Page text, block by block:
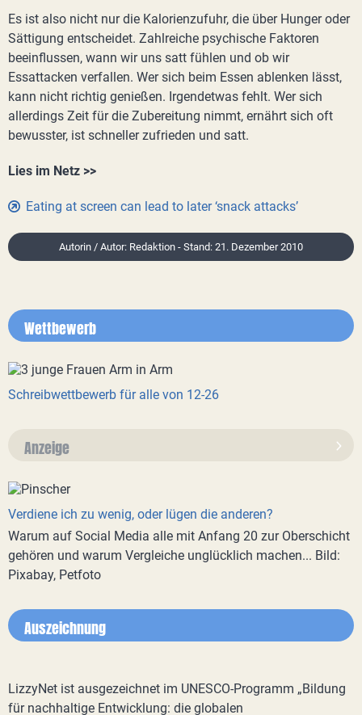
Es ist also nicht nur die Kalorienzufuhr, die über Hunger oder
Sättigung entscheidet. Zahlreiche psychische Faktoren
beeinflussen, wann wir uns satt fühlen und ob wir
Essattacken verfallen. Wer sich beim Essen ablenken lässt,
kann nicht richtig genießen. Irgendetwas fehlt. Wer sich
allerdings Zeit für die Zubereitung nimmt, ernährt sich oft
bewusster, ist schneller zufrieden und satt.
Lies im Netz >>
Eating at screen can lead to later ‘snack attacks’
Autorin / Autor: Redaktion - Stand: 21. Dezember 2010
Wettbewerb
Schreibwettbewerb für alle von 12-26
Anzeige
Verdiene ich zu wenig, oder lügen die anderen?
Warum auf Social Media alle mit Anfang 20 zur Oberschicht
gehören und warum Vergleiche unglücklich machen... Bild:
Pixabay, Petfoto
Auszeichnung
LizzyNet ist ausgezeichnet im UNESCO-Programm „Bildung
für nachhaltige Entwicklung: die globalen